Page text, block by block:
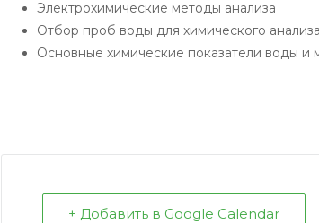
Электрохимические методы анализа
Отбор проб воды для химического анализа
Основные химические показатели воды и
+ Добавить в Google Calendar